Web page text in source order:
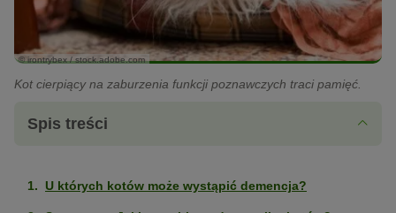
© irontrybex / stock.adobe.com
Kot cierpiący na zaburzenia funkcji poznawczych traci pamięć.
Spis treści
U których kotów może wystąpić demencja?